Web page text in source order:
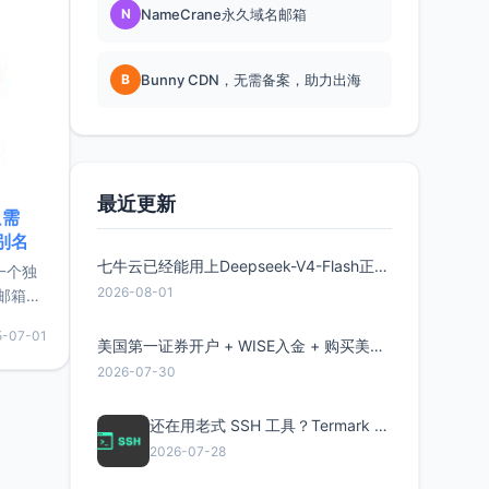
名
个独
箱等
较有
惠的
07-01
N NameCrane永久域名邮箱
B Bunny CDN，无需备案，助力出海
最近更新
七牛云已经能用上Deepseek-V4-Flash正式版了，点此领取300万Token
2026-08-01
美国第一证券开户 + WISE入金 + 购买美股全流程分享
2026-07-30
还在用老式 SSH 工具？Termark 新一代跨平台智能SSH客户端了解一下
2026-07-28